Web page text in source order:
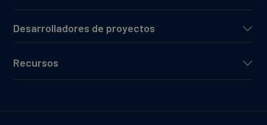
Desarrolladores de proyectos
Recursos